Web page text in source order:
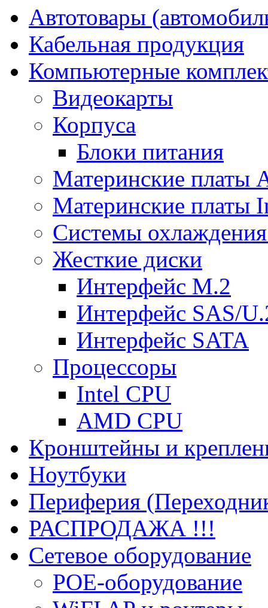
Автотовары
Кабельная продукция
Компьютерные
Видеокарты
Корпуса
Блоки питания
Материнские платы
Материнские платы
Системы
Жесткие диски
Интерфейс M.2
Интерфейс SAS/
Интерфейс SATA
Процессоры
Intel CPU
AMD CPU
Кронштейны и
Ноутбуки
Периферия
РАСПРОДАЖА !!!
Сетевое оборудование
POE-оборудование